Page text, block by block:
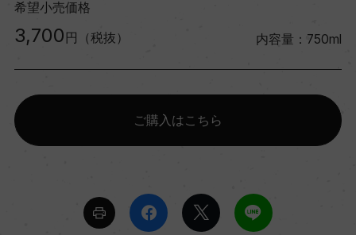
希望小売価格
3,700 円（税抜） 内容量：750ml
ご購入はこちら